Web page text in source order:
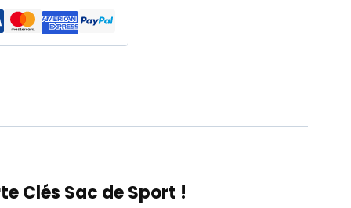
Clés Sac de Sport !